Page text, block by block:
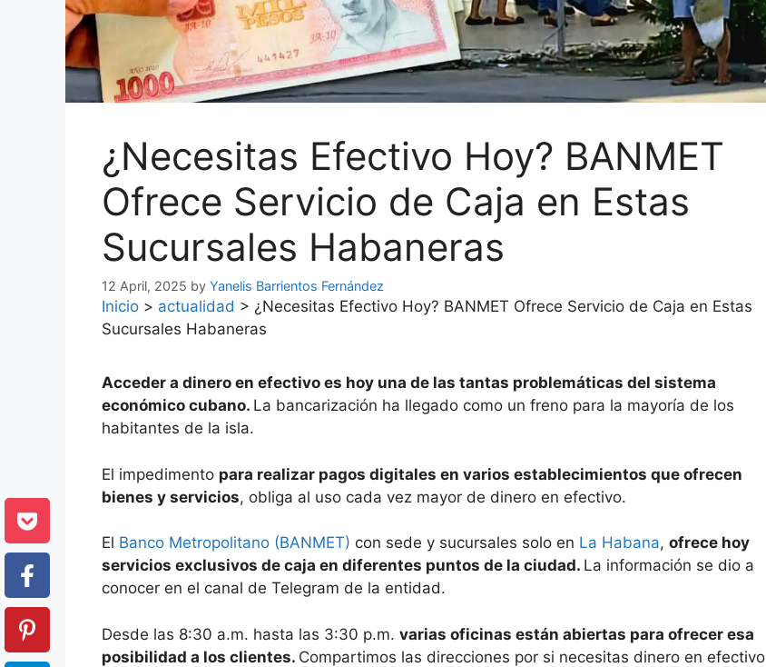
¿Necesitas Efectivo Hoy? BANMET
Ofrece Servicio de Caja en Estas
Sucursales Habaneras
12 April, 2025 by Yanelis Barrientos Fernández
Inicio > actualidad > ¿Necesitas Efectivo Hoy? BANMET Ofrece Servicio de Caja en Estas
Sucursales Habaneras
Acceder a dinero en efectivo es hoy una de las tantas problemáticas del sistema
económico cubano. La bancarización ha llegado como un freno para la mayoría de los
habitantes de la isla.
El impedimento para realizar pagos digitales en varios establecimientos que ofrecen
bienes y servicios, obliga al uso cada vez mayor de dinero en efectivo.
El Banco Metropolitano (BANMET) con sede y sucursales solo en La Habana, ofrece hoy
servicios exclusivos de caja en diferentes puntos de la ciudad. La información se dio a
conocer en el canal de Telegram de la entidad.
Desde las 8:30 a.m. hasta las 3:30 p.m. varias oficinas están abiertas para ofrecer esa
posibilidad a los clientes. Compartimos las direcciones por si necesitas dinero en efectivo